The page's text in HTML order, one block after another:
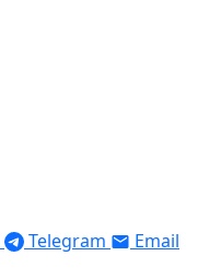
Telegram Email